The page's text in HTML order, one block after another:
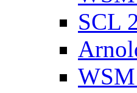
SCL
WSM